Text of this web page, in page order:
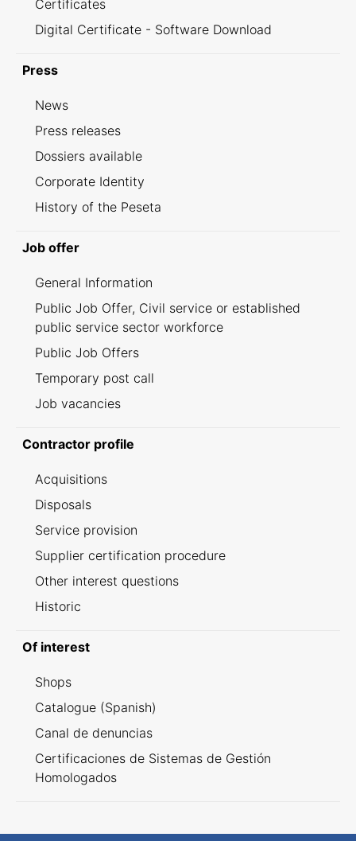
Certificates
Digital Certificate - Software Download
Press
News
Press releases
Dossiers available
Corporate Identity
History of the Peseta
Job offer
General Information
Public Job Offer, Civil service or established
public service sector workforce
Public Job Offers
Temporary post call
Job vacancies
Contractor profile
Acquisitions
Disposals
Service provision
Supplier certification procedure
Other interest questions
Historic
Of interest
Shops
Catalogue (Spanish)
Canal de denuncias
Certificaciones de Sistemas de Gestión
Homologados